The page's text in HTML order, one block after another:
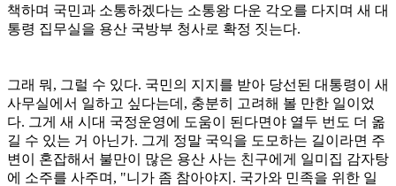
책하며 국민과 소통하겠다는 소통왕 다운 각오를 다지며 새 대
통령 집무실을 용산 국방부 청사로 확정 짓는다.
그래 뭐, 그럴 수 있다. 국민의 지지를 받아 당선된 대통령이 새
사무실에서 일하고 싶다는데, 충분히 고려해 볼 만한 일이었
다. 그게 새 시대 국정운영에 도움이 된다면야 열두 번도 더 옮
길 수 있는 거 아닌가. 그게 정말 국익을 도모하는 길이라면 주
변이 혼잡해서 불만이 많은 용산 사는 친구에게 일미집 감자탕
에 소주를 사주며, "니가 좀 참아야지. 국가와 민족을 위한 일